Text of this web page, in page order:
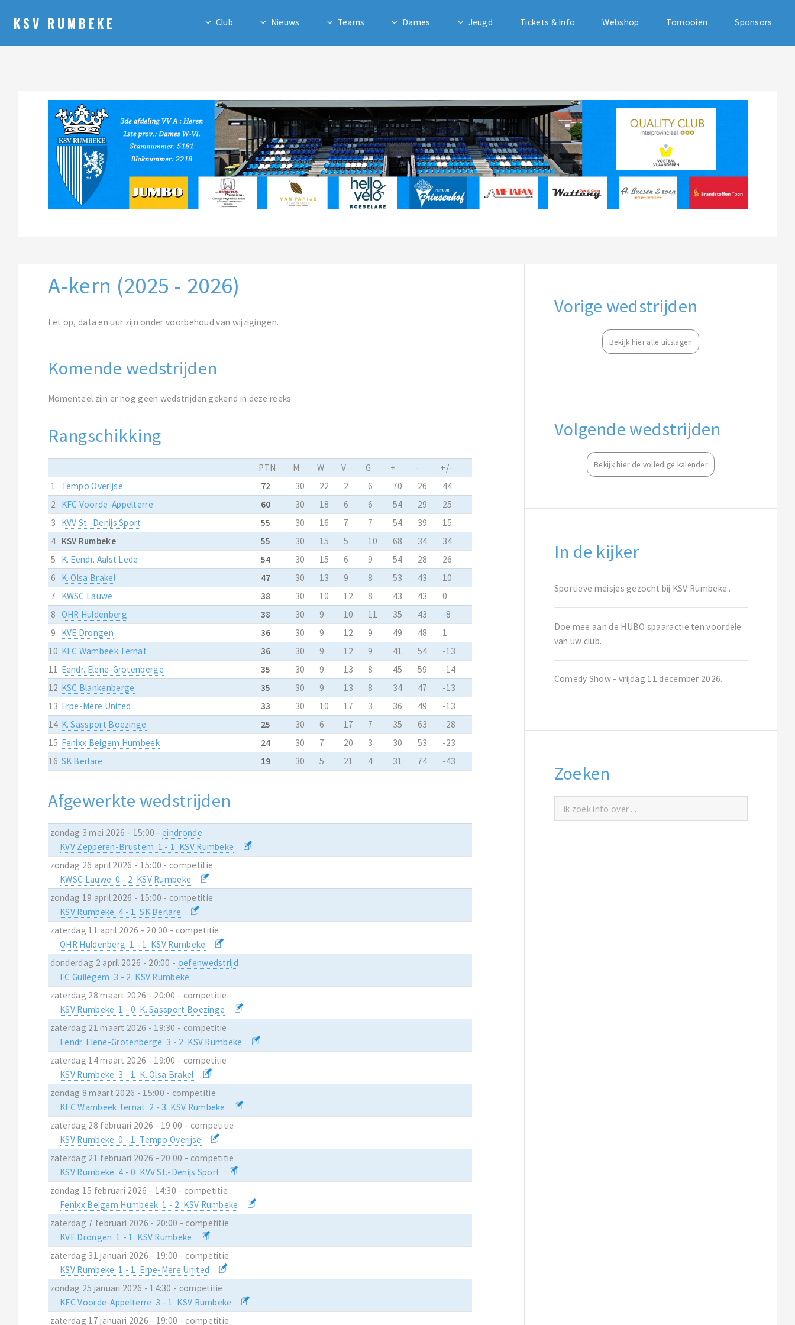
KSV RUMBEKE Club Nieuws Teams Dames Jeugd Tickets & Info Webshop Tornooien Sponsors
A-kern (2025 - 2026)
Let op, data en uur zijn onder voorbehoud van wijzigingen.
Komende wedstrijden
Momenteel zijn er nog geen wedstrijden gekend in deze reeks
Rangschikking
PTN M W V G + -
+/-
1
Tempo Overijse 72 30 22 2 6 70 26
44
2
KFC Voorde-Appelterre 60 30 18 6 6 54 29
25
3
KVV St.-Denijs Sport 55 30 16 7 7 54 39
15
4 KSV Rumbeke 55 30 15 5 10 68 34
34
5
K. Eendr. Aalst Lede 54 30 15 6 9 54 28
26
6
K. Olsa Brakel 47 30 13 9 8 53 43
10
7
KWSC Lauwe 38 30 10 12 8 43 43
0
8 OHR Huldenberg 38 30 9 10 11 35 43
-8
9
KVE Drongen 36 30 9 12 9 49 48
1
10 KFC Wambeek Ternat 36 30 9 12 9 41 54
-13
11 Eendr. Elene-Grotenberge 35 30 9 13 8 45 59
-14
12 KSC Blankenberge 35 30 9 13 8 34 47
-13
13 Erpe-Mere United 33 30 10 17 3 36 49
-13
14 K. Sassport Boezinge 25 30 6 17 7 35 63
-28
15 Fenixx Beigem Humbeek 24 30 7 20 3 30 53
-23
16 SK Berlare 19 30 5 21 4 31 74 -43
Afgewerkte wedstrijden
zondag 3 mei 2026 - 15:00 -eindronde
KVV Zepperen-Brustem 1 - 1 KSV Rumbeke
zondag 26 april 2026 - 15:00 - competitie
KWSC Lauwe 0 - 2 KSV Rumbeke
zondag 19 april 2026 - 15:00 - competitie
KSV Rumbeke 4 - 1 SK Berlare
zaterdag 11 april 2026 - 20:00 - competitie
OHR Huldenberg 1 - 1 KSV Rumbeke
donderdag 2 april 2026 - 20:00 - oefenwedstrijd
FC Gullegem 3 - 2 KSV Rumbeke
zaterdag 28 maart 2026 - 20:00 - competitie
KSV Rumbeke 1 - 0 K. Sassport Boezinge
zaterdag 21 maart 2026 - 19:30 - competitie
Eendr. Elene-Grotenberge 3 - 2 KSV Rumbeke
zaterdag 14 maart 2026 - 19:00 - competitie
KSV Rumbeke 3 - 1 K. Olsa Brakel
zondag 8 maart 2026 - 15:00 - competitie
KFC Wambeek Ternat 2 - 3 KSV Rumbeke
zaterdag 28 februari 2026 - 19:00 - competitie
KSV Rumbeke 0 - 1 Tempo Overijse
zaterdag 21 februari 2026 - 20:00 - competitie
KSV Rumbeke 4 - 0 KVV St.-Denijs Sport
zondag 15 februari 2026 - 14:30 - competitie
Fenixx Beigem Humbeek 1 - 2 KSV Rumbeke
zaterdag 7 februari 2026 - 20:00 - competitie
KVE Drongen 1 - 1 KSV Rumbeke
zaterdag 31 januari 2026 - 19:00 - competitie
KSV Rumbeke 1 - 1 Erpe-Mere United
zondag 25 januari 2026 - 14:30 - competitie
KFC Voorde-Appelterre 3 - 1 KSV Rumbeke
zaterdag 17 januari 2026 - 19:00 - competitie
Vorige wedstrijden
Bekijk hier alle uitslagen
Volgende wedstrijden
Bekijk hier de volledige kalender
In de kijker
Sportieve meisjes gezocht bij KSV Rumbeke..
Doe mee aan de HUBO spaaractie ten voordele
van uw club.
Comedy Show - vrijdag 11 december 2026.
Zoeken